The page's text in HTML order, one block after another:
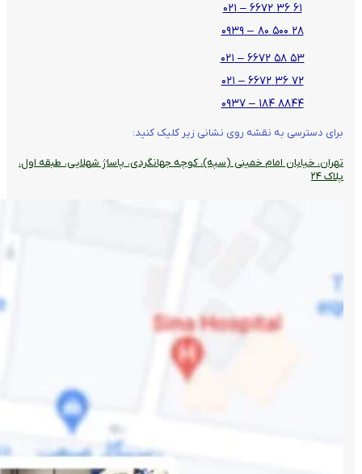
۶۱ ۳۶ ۶۶۷۲ – ۰۲۱
۲۸ ۵۰۰ ۸۰ – ۰۹۳۹
۵۳ ۵۸ ۶۶۷۲ – ۰۲۱
۷۲ ۳۶ ۶۶۷۲ – ۰۲۱
۸۸۴۴ ۱۸۴ – ۰۹۳۷
برای دسترسی به نقشه روی نشانی زیر کلیک کنید:
تهران، خیابان امام خمینی (سپه)، کوچه جهانگردی،‌ پاساژ شهلایی، طبقه اول،
پلاک ۲۴